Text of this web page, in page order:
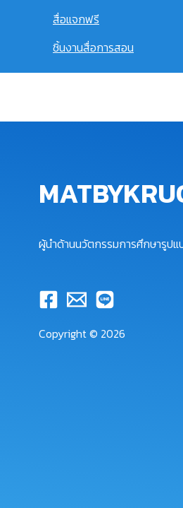
สื่อแจกฟรี
ชิ้นงานสื่อการสอน
ผู้นำด้านนวัตกรรมการศึกษารูป
Copyright © 2026